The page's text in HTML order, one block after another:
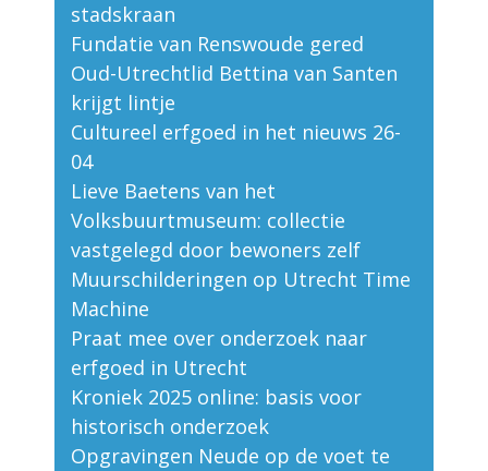
stadskraan
Fundatie van Renswoude gered
Oud-Utrechtlid Bettina van Santen
krijgt lintje
Cultureel erfgoed in het nieuws 26-
04
Lieve Baetens van het
Volksbuurtmuseum: collectie
vastgelegd door bewoners zelf
Muurschilderingen op Utrecht Time
Machine
Praat mee over onderzoek naar
erfgoed in Utrecht
Kroniek 2025 online: basis voor
historisch onderzoek
Opgravingen Neude op de voet te